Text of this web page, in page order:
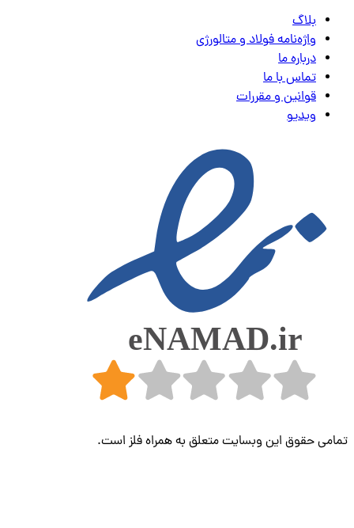
بلاگ
واژه‌نامه فولاد و متالورژی
درباره ما
تماس با ما
قوانین و مقررات
ویدیو
تمامی حقوق این وبسایت متعلق به همراه فلز است.